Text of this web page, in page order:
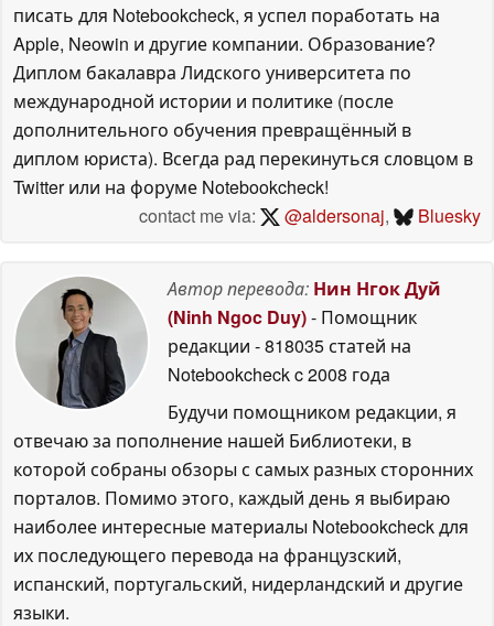
писать для Notebookcheck, я успел поработать на
Apple, Neowin и другие компании. Образование?
Диплом бакалавра Лидского университета по
международной истории и политике (после
дополнительного обучения превращённый в
диплом юриста). Всегда рад перекинуться словцом в
Twitter или на форуме Notebookcheck!
contact me via:
@aldersonaj, Bluesky
Автор перевода: Нин Нгок Дуй
(Ninh Ngoc Duy)- Помощник
редакции - 818035 статей на
Notebookcheckc 2008 года
Будучи помощником редакции, я
отвечаю за пополнение нашей Библиотеки, в
которой собраны обзоры с самых разных сторонних
порталов. Помимо этого, каждый день я выбираю
наиболее интересные материалы Notebookcheck для
их последующего перевода на французский,
испанский, португальский, нидерландский и другие
языки.